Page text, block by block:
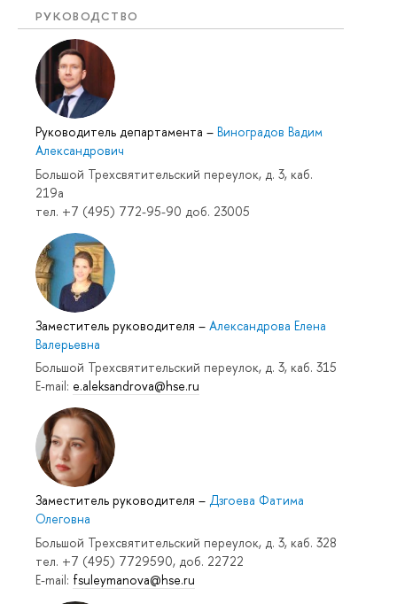
РУКОВОДСТВО
Руководитель департамента – Виноградов Вадим
Александрович
Большой Трехсвятительский переулок, д. 3, каб.
219a
тел. +7 (495) 772-95-90 доб. 23005
Заместитель руководителя – Александрова Елена
Валерьевна
Большой Трехсвятительский переулок, д. 3, каб. 315
E-mail: e.aleksandrova@hse.ru
Заместитель руководителя – Дзгоева Фатима
Олеговна
Большой Трехсвятительский переулок, д. 3, каб. 328
тел. +7 (495) 7729590, доб. 22722
E-mail: fsuleymanova@hse.ru